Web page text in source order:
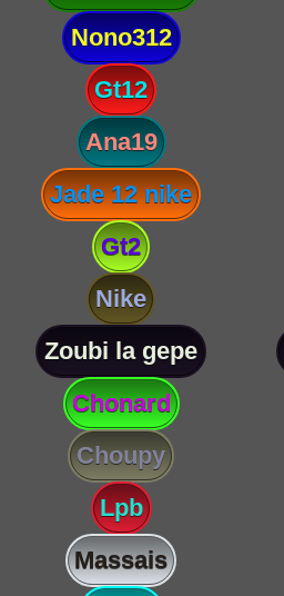
Nono312
Gt12
Ana19
Jade 12 nike
Gt2
Nike
Zoubi la gepe
Chonard
Choupy
Lpb
Massais